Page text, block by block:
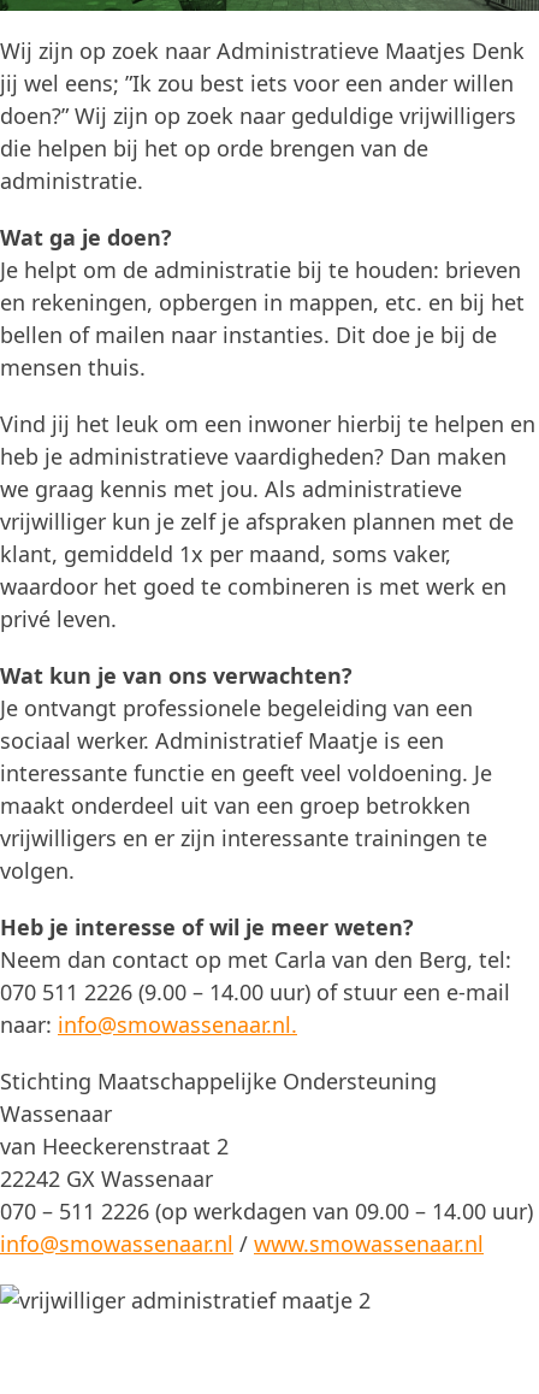
Wij zijn op zoek naar Administratieve Maatjes Denk
jij wel eens; ”Ik zou best iets voor een ander willen
doen?” Wij zijn op zoek naar geduldige vrijwilligers
die helpen bij het op orde brengen van de
administratie.
Wat ga je doen?
Je helpt om de administratie bij te houden: brieven
en rekeningen, opbergen in mappen, etc. en bij het
bellen of mailen naar instanties. Dit doe je bij de
mensen thuis.
Vind jij het leuk om een inwoner hierbij te helpen en
heb je administratieve vaardigheden? Dan maken
we graag kennis met jou. Als administratieve
vrijwilliger kun je zelf je afspraken plannen met de
klant, gemiddeld 1x per maand, soms vaker,
waardoor het goed te combineren is met werk en
privé leven.
Wat kun je van ons verwachten?
Je ontvangt professionele begeleiding van een
sociaal werker. Administratief Maatje is een
interessante functie en geeft veel voldoening. Je
maakt onderdeel uit van een groep betrokken
vrijwilligers en er zijn interessante trainingen te
volgen.
Heb je interesse of wil je meer weten?
Neem dan contact op met Carla van den Berg, tel:
070 511 2226 (9.00 – 14.00 uur) of stuur een e-mail
naar: info@smowassenaar.nl.
Stichting Maatschappelijke Ondersteuning
Wassenaar
van Heeckerenstraat 2
22242 GX Wassenaar
070 – 511 2226 (op werkdagen van 09.00 – 14.00 uur)
info@smowassenaar.nl / www.smowassenaar.nl